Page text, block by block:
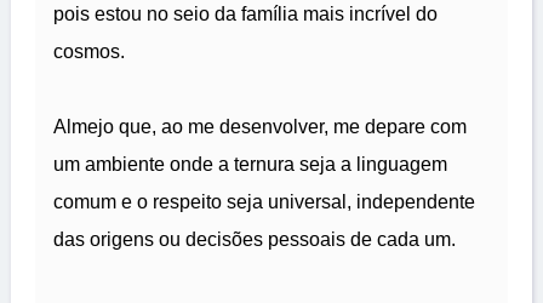
pois estou no seio da família mais incrível do
cosmos.
Almejo que, ao me desenvolver, me depare com
um ambiente onde a ternura seja a linguagem
comum e o respeito seja universal, independente
das origens ou decisões pessoais de cada um.